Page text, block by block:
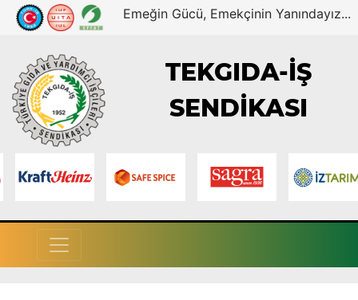
Emeğin Gücü, Emekçinin Yanındayız...
TEKGIDA-İŞ
SENDİKASI